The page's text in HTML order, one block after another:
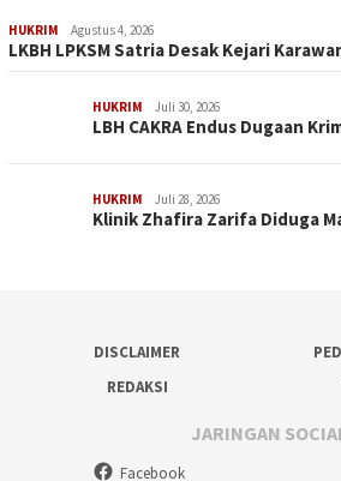
HUKRIM Agustus 4, 2026
LKBH LPKSM Satria Desak Kejari
HUKRIM Juli 30, 2026
LBH CAKRA Endus Dugaan
HUKRIM Juli 28, 2026
Klinik Zhafira Zarifa Diduga
DISCLAIMER
REDAKSI
JARINGAN
Facebook